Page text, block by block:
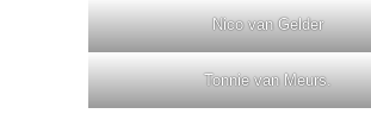
Nico van Gelder
Tonnie van Meurs.